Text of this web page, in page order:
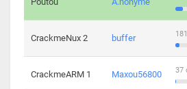
CrackmeNux 2 buffer
CrackmeARM 1 Maxou56800 37